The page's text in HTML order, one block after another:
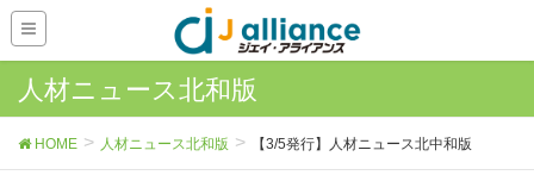
人材ニュース北和版
HOME 人材ニュース北和版 【3/5発行】人材ニュース北中和版